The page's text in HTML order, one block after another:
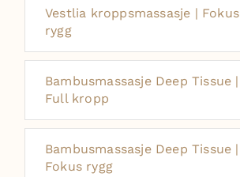
Vestlia kroppsmassasje | Fokus
rygg
Bambusmassasje Deep Tissue |
Full kropp
Bambusmassasje Deep Tissue |
Fokus rygg